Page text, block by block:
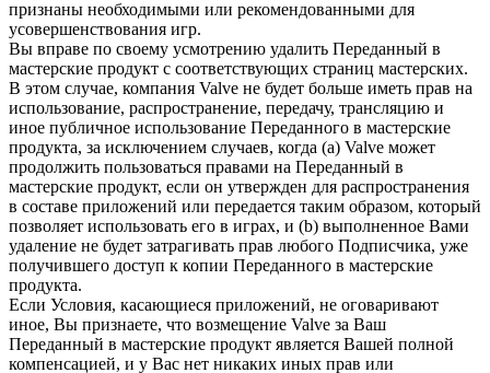
признаны необходимыми или рекомендованными для
усовершенствования игр.
Вы вправе по своему усмотрению удалить Переданный в
мастерские продукт с соответствующих страниц мастерских.
В этом случае, компания Valve не будет больше иметь прав на
использование, распространение, передачу, трансляцию и
иное публичное использование Переданного в мастерские
продукта, за исключением случаев, когда (a) Valve может
продолжить пользоваться правами на Переданный в
мастерские продукт, если он утвержден для распространения
в составе приложений или передается таким образом, который
позволяет использовать его в играх, и (b) выполненное Вами
удаление не будет затрагивать прав любого Подписчика, уже
получившего доступ к копии Переданного в мастерские
продукта.
Если Условия, касающиеся приложений, не оговаривают
иное, Вы признаете, что возмещение Valve за Ваш
Переданный в мастерские продукт является Вашей полной
компенсацией, и у Вас нет никаких иных прав или